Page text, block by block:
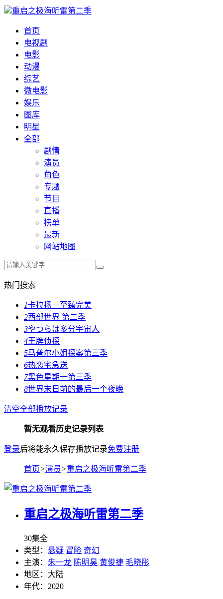
重启之极海听雷第二季
首页
电视剧
电影
动漫
综艺
微电影
娱乐
图库
明星
全部
剧情
演员
角色
专题
节目
直播
榜单
最新
网站地图
热门搜索
1卡拉扬－至臻完美
2西部世界 第二季
3やつらは多分宇宙人
4王牌侦探
5马普尔小姐探案第三季
6热恋宅急送
7黑色星期一第三季
8世界末日前的最后一个夜晚
清空全部播放记录
暂无观看历史记录列表
登录后将能永久保存播放记录免费注册
首页>演员>重启之极海听雷第二季
重启之极海听雷第二季
30集全
类型： 悬疑 冒险 奇幻
主演： 朱一龙 陈明昊 黄俊捷 毛晓彤
地区： 大陆
年代： 2020